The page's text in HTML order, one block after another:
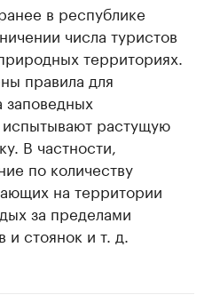
в республике
числа туристов
территориях.
правила для
заповедных
растущую
В частности,
по количеству
на территории
за пределами
стоянок и т. д.